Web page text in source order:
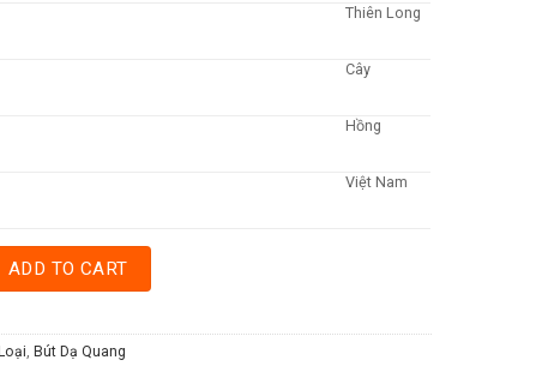
Thiên Long
Cây
Hồng
Việt Nam
LONG FO HL-02 - HỒNG quantity
ADD TO CART
, Bút Dạ Quang